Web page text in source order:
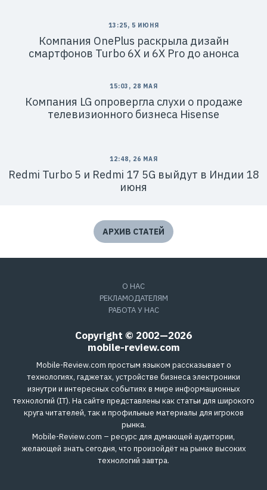
13:25, 5 ИЮНЯ
Компания OnePlus раскрыла дизайн
смартфонов Turbo 6X и 6X Pro до анонса
15:03, 28 МАЯ
Компания LG опровергла слухи о продаже
телевизионного бизнеса Hisense
12:48, 26 МАЯ
Redmi Turbo 5 и Redmi 17 5G выйдут в Индии 18
июня
АРХИВ СТАТЕЙ
О НАС
РЕКЛАМОДАТЕЛЯМ
РАБОТА У НАС
Copyright © 2002—2026
mobile-review.com
Mobile-Review.com простым языком рассказывает о
технологиях, гаджетах, устройстве бизнеса электроники
изнутри и интересных событиях в мире информационных
технологий (IT). На сайте представлены как статьи для широкого
круга читателей, так и профильные материалы для игроков
рынка.
Mobile-Review.com – ресурс для думающей аудитории,
желающей знать сегодня, что произойдёт на рынке высоких
технологий завтра.